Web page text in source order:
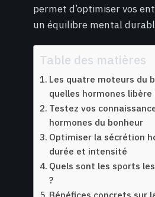
permet d’optimiser vos
un équilibre mental
Table des matières
Les quatre moteurs du
quelles hormones libère
Testez vos
hormones du bonheur
Optimiser la sécrétion
durée et intensité
Quels sont les sports
?
Bénéfices concrets sur